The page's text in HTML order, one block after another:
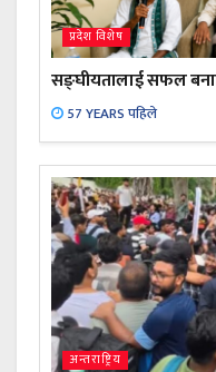
प्रदेश विशेष
सङ्घीयतालाई सफल
57 YEARS पहिले
अन्तराष्ट्रिय